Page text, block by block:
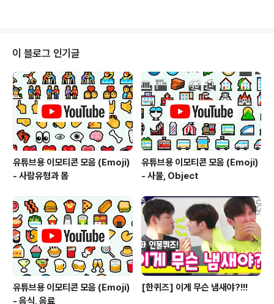
양, 빨강 1/3 세로로 3등분 된 국기의 국가는? 2. 터키 국
기에 있는 달은 무슨 달일까요? (1)상현달 (2)초승달 (3)하
현달 (4)그믐달 (5)보름달3. 영국의 왕은 엘리자베스2세
의 2020년 현재 나이는? 한국나이 기준!! 4. 다음에 해당
하는 나라의 국기를 그려주세요 (1)와플로 유명한 나라
(2)..
이 블로그 인기글
유튜브용 이모티콘 모음 (Emoji)
- 사람유형과 몸
유튜브용 이모티콘 모음 (Emoji)
- 사물, Object
유튜브용 이모티콘 모음 (Emoji)
- 음식, 음료
[한퀴즈] 이게 무슨 냄새야?!!!